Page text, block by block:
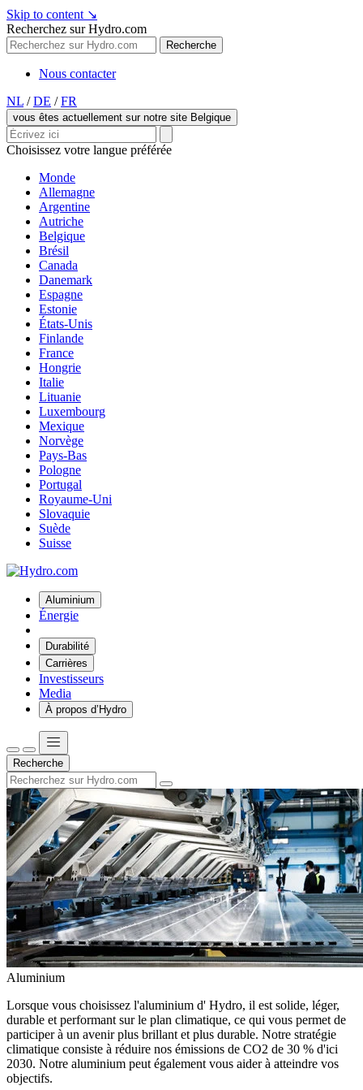
Skip to content ↘
Recherchez sur Hydro.com
Recherche
Nous contacter
NL / DE / FR
vous êtes actuellement sur notre site Belgique
Choisissez votre langue préférée
Monde
Allemagne
Argentine
Autriche
Belgique
Brésil
Canada
Danemark
Espagne
Estonie
États-Unis
Finlande
France
Hongrie
Italie
Lituanie
Luxembourg
Mexique
Norvège
Pays-Bas
Pologne
Portugal
Royaume-Uni
Slovaquie
Suède
Suisse
Aluminium
Énergie
Durabilité
Carrières
Investisseurs
Media
À propos d’Hydro
Recherche
Aluminium
Lorsque vous choisissez l'aluminium d' Hydro, il est solide, léger,
durable et performant sur le plan climatique, ce qui vous permet de
participer à un avenir plus brillant et plus durable. Notre stratégie
climatique consiste à réduire nos émissions de CO2 de 30 % d'ici
2030. Notre aluminium peut également vous aider à atteindre vos
objectifs.